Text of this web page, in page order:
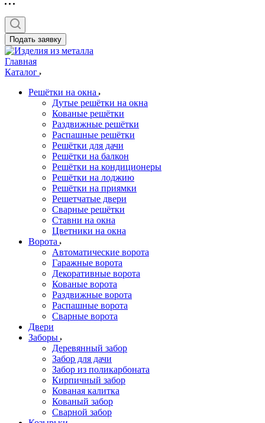
Подать заявку
Главная
Каталог
Решётки на окна
Дутые решётки на окна
Кованые решётки
Раздвижные решётки
Распашные решётки
Решётки для дачи
Решётки на балкон
Решётки на кондиционеры
Решётки на лоджию
Решётки на приямки
Решетчатые двери
Сварные решётки
Ставни на окна
Цветники на окна
Ворота
Автоматические ворота
Гаражные ворота
Декоративные ворота
Кованые ворота
Раздвижные ворота
Распашные ворота
Сварные ворота
Двери
Заборы
Деревянный забор
Забор для дачи
Забор из поликарбоната
Кирпичный забор
Кованая калитка
Кованый забор
Сварной забор